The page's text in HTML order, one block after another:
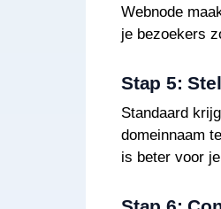
Webnode
je bezoekers
Stap 5:
Standaard
domeinnaam
is beter voor